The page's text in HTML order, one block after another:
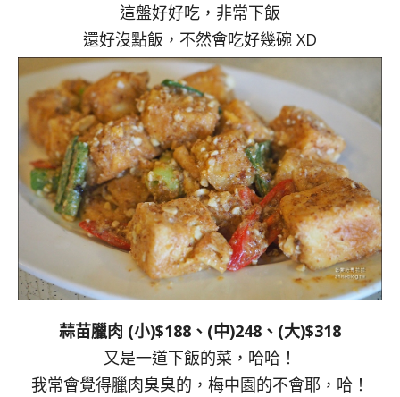
這盤好好吃，非常下飯
還好沒點飯，不然會吃好幾碗 XD
蒜苗臘肉 (小)$188、(中)248、(大)$318
又是一道下飯的菜，哈哈！
我常會覺得臘肉臭臭的，梅中園的不會耶，哈！